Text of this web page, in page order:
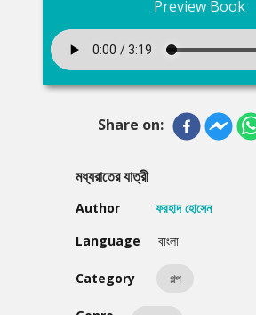
Preview Book
Share on:
মধ্যরাতের যাত্রী
Author
ফরহাদ হোসেন
Language
বাংলা
Category গল্প